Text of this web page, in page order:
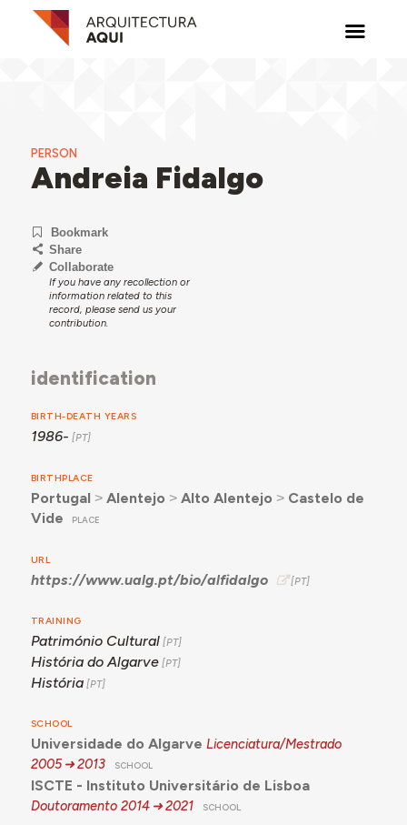
PERSON
Andreia Fidalgo
Bookmark
Share
Collaborate
If you have any recollection or
information related to this
record, please send us your
contribution.
identification
BIRTH-DEATH YEARS
1986-
BIRTHPLACE
Portugal ˃ Alentejo ˃ Alto Alentejo ˃ Castelo de
Vide
PLACE
URL
https://www.ualg.pt/bio/alfidalgo
TRAINING
Património Cultural
História do Algarve
História
SCHOOL
Universidade do Algarve Licenciatura/Mestrado
2005
2013 SCHOOL
ISCTE - Instituto Universitário de Lisboa
Doutoramento 2014 2021 SCHOOL